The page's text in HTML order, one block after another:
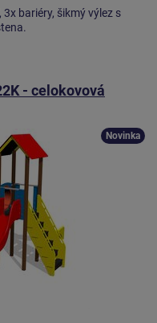
bariéry, šikmý výlez s
- celokovová
Novinka